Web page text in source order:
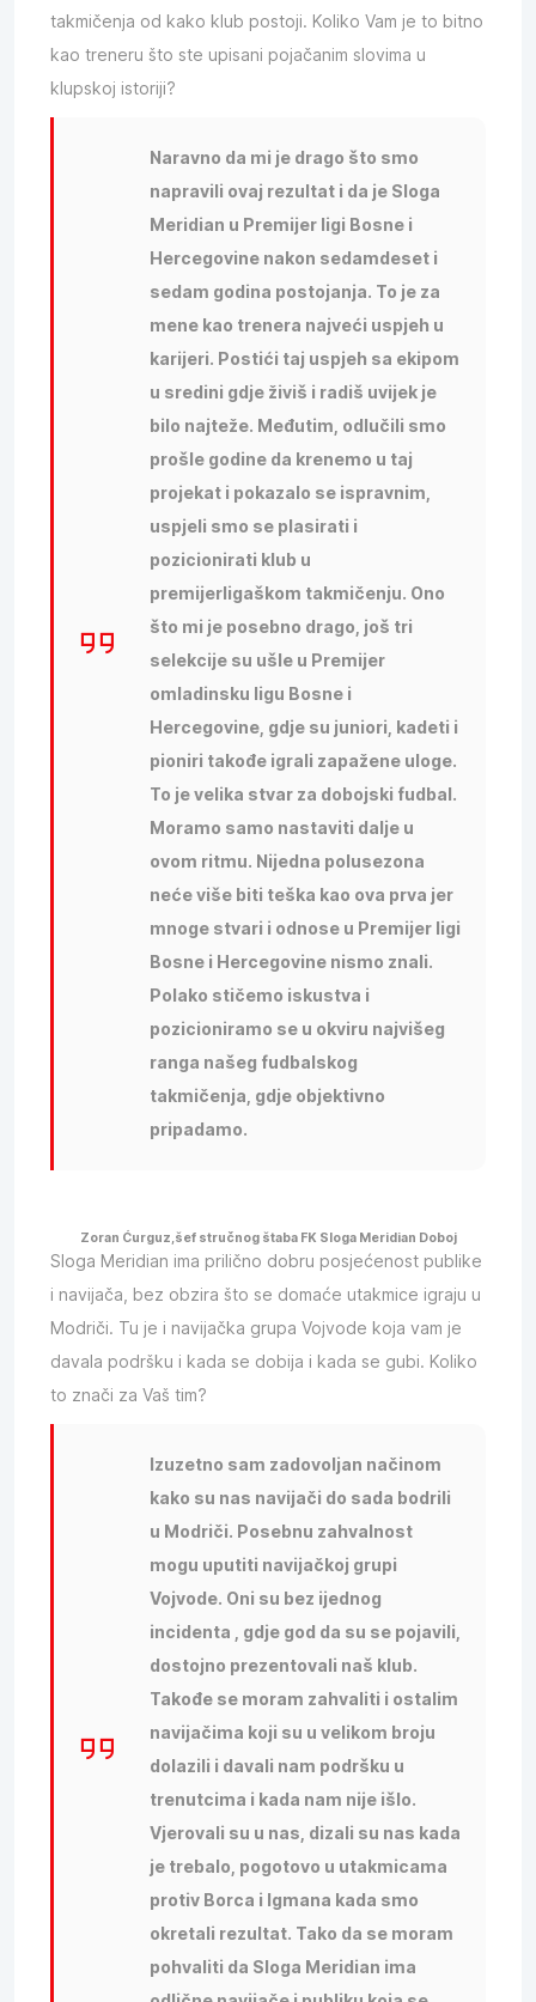
takmičenja od kako klub postoji. Koliko Vam je to bitno
kao treneru što ste upisani pojačanim slovima u
klupskoj istoriji?
Naravno da mi je drago što smo
napravili ovaj rezultat i da je Sloga
Meridian u Premijer ligi Bosne i
Hercegovine nakon sedamdeset i
sedam godina postojanja. To je za
mene kao trenera najveći uspjeh u
karijeri. Postići taj uspjeh sa ekipom
u sredini gdje živiš i radiš uvijek je
bilo najteže. Međutim, odlučili smo
prošle godine da krenemo u taj
projekat i pokazalo se ispravnim,
uspjeli smo se plasirati i
pozicionirati klub u
premijerligaškom takmičenju. Ono
što mi je posebno drago, još tri
selekcije su ušle u Premijer
omladinsku ligu Bosne i
Hercegovine, gdje su juniori, kadeti i
pioniri takođe igrali zapažene uloge.
To je velika stvar za dobojski fudbal.
Moramo samo nastaviti dalje u
ovom ritmu. Nijedna polusezona
neće više biti teška kao ova prva jer
mnoge stvari i odnose u Premijer ligi
Bosne i Hercegovine nismo znali.
Polako stičemo iskustva i
pozicioniramo se u okviru najvišeg
ranga našeg fudbalskog
takmičenja, gdje objektivno
pripadamo.
Zoran Ćurguz,šef stručnog štaba FK Sloga Meridian Doboj
Sloga Meridian ima prilično dobru posjećenost publike
i navijača, bez obzira što se domaće utakmice igraju u
Modriči. Tu je i navijačka grupa Vojvode koja vam je
davala podršku i kada se dobija i kada se gubi. Koliko
to znači za Vaš tim?
Izuzetno sam zadovoljan načinom
kako su nas navijači do sada bodrili
u Modriči. Posebnu zahvalnost
mogu uputiti navijačkoj grupi
Vojvode. Oni su bez ijednog
incidenta , gdje god da su se pojavili,
dostojno prezentovali naš klub.
Takođe se moram zahvaliti i ostalim
navijačima koji su u velikom broju
dolazili i davali nam podršku u
trenutcima i kada nam nije išlo.
Vjerovali su u nas, dizali su nas kada
je trebalo, pogotovo u utakmicama
protiv Borca i Igmana kada smo
okretali rezultat. Tako da se moram
pohvaliti da Sloga Meridian ima